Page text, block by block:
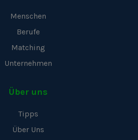
Menschen
Berufe
Matching
Unternehmen
Über uns
Tipps
Über Uns